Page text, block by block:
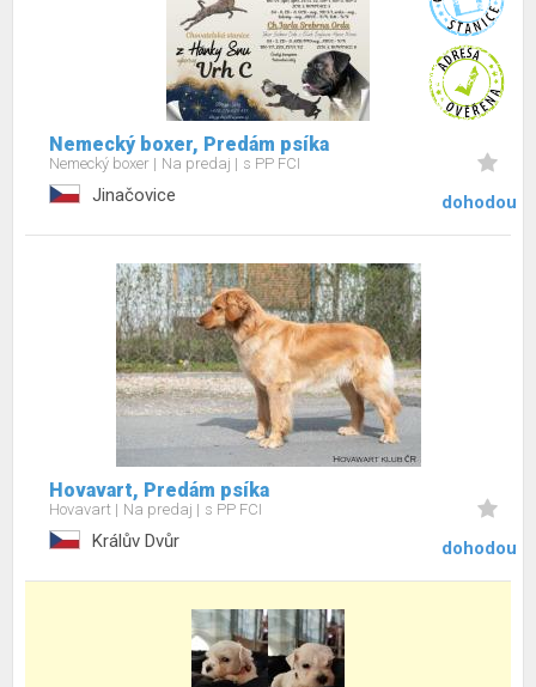
Nemecký boxer, Predám psíka
Nemecký boxer Na predaj s PP FCI
Jinačovice dohodou
Hovavart, Predám psíka
Hovavart Na predaj s PP FCI
Králův Dvůr dohodou